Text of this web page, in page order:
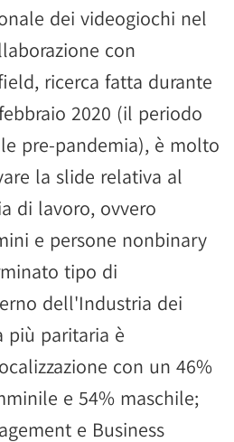
dei videogiochi nel
con
ricerca fatta durante
2020 (il periodo
pre-pandemia), è molto
la slide relativa al
di lavoro, ovvero
e persone nonbinary
tipo di
dell'Industria dei
più paritaria è
con un 46%
e 54% maschile;
e Business